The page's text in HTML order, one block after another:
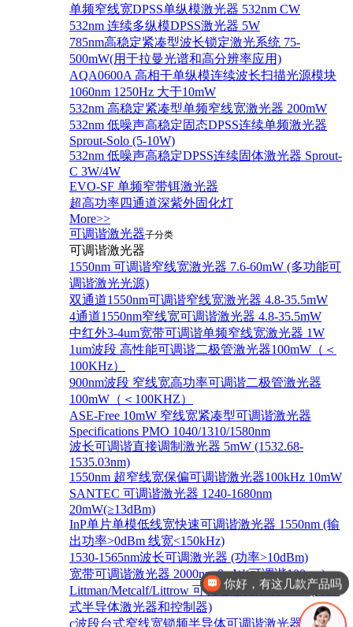
单频窄线宽DPSS单纵模激光器 532nm CW
532nm 连续多纵模DPSS激光器 5W
785nm高稳定紧凑型波长锁定激光系统 75-
500mW(用于拉曼光谱和高分辨率应用)
AQA0600A 高相干单纵模连续波长扫描光源模块
1060nm 1250Hz 大于10mW
532nm 高稳定紧凑型单频窄线宽激光器 200mW
532nm 低噪声高稳定固态DPSS连续单频激光器
Sprout‐Solo (5-10W)
532nm 低噪声高稳定DPSS连续固体激光器 Sprout-
C 3W/4W
EVO-SF 单频窄带铒激光器
超高功率四通道深紫外固化灯
More>>
可调谐激光器子分类
可调谐激光器
1550nm 可调谐窄线宽激光器 7.6-60mW (多功能可
调谐激光光源)
双通道1550nm可调谐窄线宽激光器 4.8-35.5mW
4通道1550nm窄线宽可调谐激光器 4.8-35.5mW
中红外3-4um宽带可调谐单频窄线宽激光器 1W
1um波段 高性能可调谐二极管激光器100mW（＜
100KHz）
900nm波段 窄线宽高功率可调谐二极管激光器
100mW（＜100KHZ）
ASE-Free 10mW 窄线宽紧凑型可调谐激光器
Specifications PMO 1040/1310/1580nm
波长可调谐直接调制激光器 5mW (1532.68-
1535.03nm)
1550nm 超窄线宽保偏可调谐激光器100kHz 10mW
SANTEC 可调谐激光器 1240-1680nm
20mW(≥13dBm)
InP单片单模低线宽快速可调谐激光器 1550nm (输
出功率>0dBm 线宽<150kHz)
1530-1565nm波长可调激光器 (功率>10dBm)
宽带可调谐激光器 2000nm 8mW(可调谐100nm)
Littman/Metcalf/Littrow 可调谐激光系统 Lion (外腔
式半导体激光器和控制器)
c波段台式窄线宽锁频半导体可调谐激光器 1528-
你好，有这几款产品吗